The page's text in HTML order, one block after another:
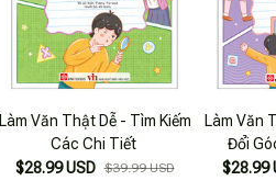
Làm Văn Thật Dễ - Tìm Kiếm
Các Chi Tiết
$28.99 USD $39.99 USD
Làm Văn
Đổi
$28.99